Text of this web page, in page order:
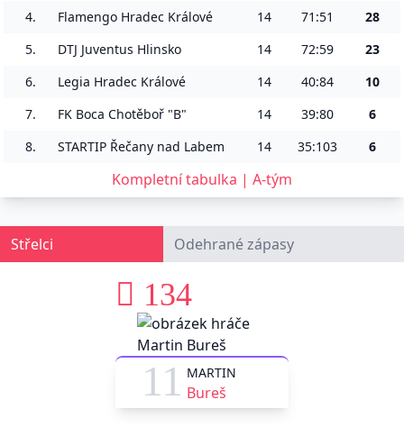
4.
Flamengo Hradec Králové 14 71:51
28
5.
DTJ Juventus Hlinsko 14 72:59
23
6.
Legia Hradec Králové 14 40:84
10
7.
FK Boca Chotěboř "B" 14 39:80
6
8.
STARTIP Řečany nad Labem 14 35:103 6
Kompletní tabulka | A-tým
Střelci Odehrané zápasy
134
11 MARTIN
Bureš